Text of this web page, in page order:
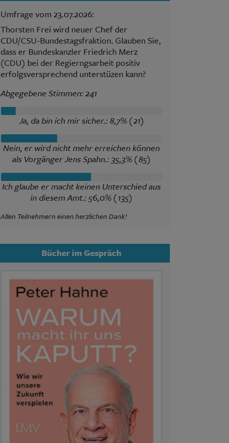
Umfrage vom 23.07.2026:
Thorsten Frei wird neuer Chef der
CDU/CSU-Bundestagsfraktion. Glauben Sie,
dass er Bundeskanzler Friedrich Merz
(CDU) bei der Regierngsarbeit positiv
erfolgsversprechend unterstüzen kann?
Abgegebene Stimmen: 241
Ja, da bin ich mir sicher.: 8,7% (21)
Nein, er wird nicht mehr erreichen können
als Vorgänger Jens Spahn.: 35,3% (85)
Ich glaube er macht keinen Unterschied aus
in diesem Amt.: 56,0% (135)
Allen Teilnehmern einen herzlichen Dank!
Bücher im Gespräch